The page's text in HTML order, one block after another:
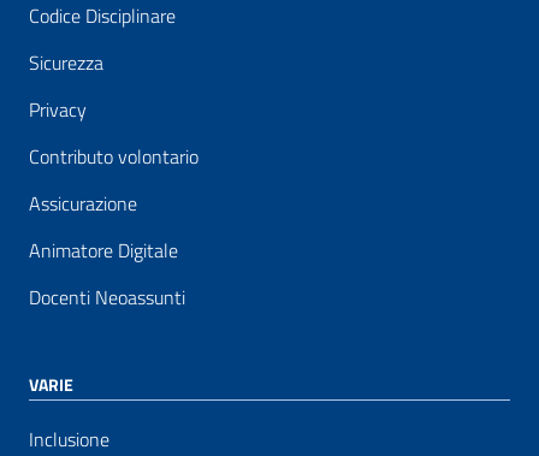
Codice Disciplinare
Sicurezza
Privacy
Contributo volontario
Assicurazione
Animatore Digitale
Docenti Neoassunti
VARIE
Inclusione